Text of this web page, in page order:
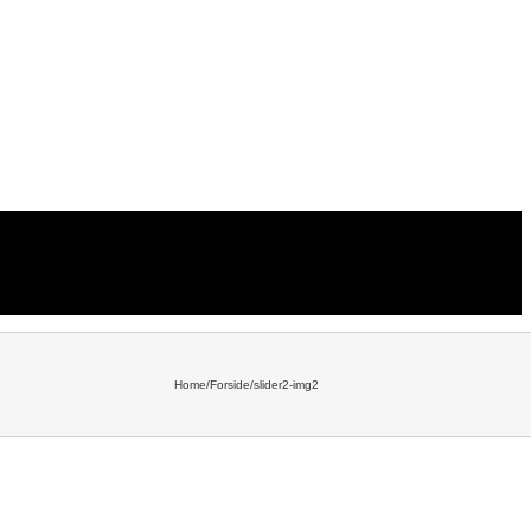
Home/Forside/slider2-img2